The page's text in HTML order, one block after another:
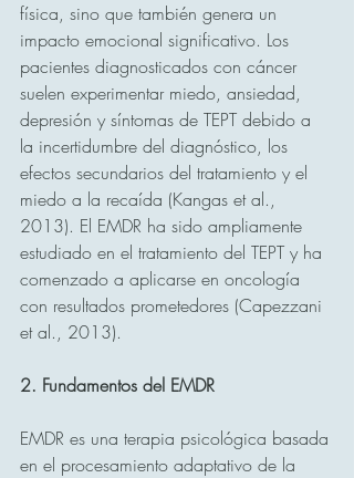
física, sino que también genera un
impacto emocional significativo. Los
pacientes diagnosticados con cáncer
suelen experimentar miedo, ansiedad,
depresión y síntomas de TEPT debido a
la incertidumbre del diagnóstico, los
efectos secundarios del tratamiento y el
miedo a la recaída (Kangas et al.,
2013). El EMDR ha sido ampliamente
estudiado en el tratamiento del TEPT y ha
comenzado a aplicarse en oncología
con resultados prometedores (Capezzani
et al., 2013).
2. Fundamentos del EMDR
EMDR es una terapia psicológica basada
en el procesamiento adaptativo de la